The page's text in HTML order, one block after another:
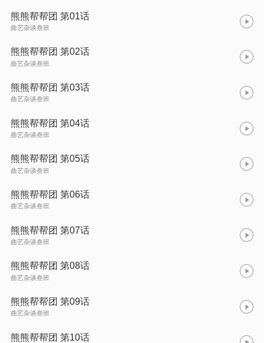
熊熊帮帮团 第01话
曲艺杂谈叁班
熊熊帮帮团 第02话
曲艺杂谈叁班
熊熊帮帮团 第03话
曲艺杂谈叁班
熊熊帮帮团 第04话
曲艺杂谈叁班
熊熊帮帮团 第05话
曲艺杂谈叁班
熊熊帮帮团 第06话
曲艺杂谈叁班
熊熊帮帮团 第07话
曲艺杂谈叁班
熊熊帮帮团 第08话
曲艺杂谈叁班
熊熊帮帮团 第09话
曲艺杂谈叁班
熊熊帮帮团 第10话